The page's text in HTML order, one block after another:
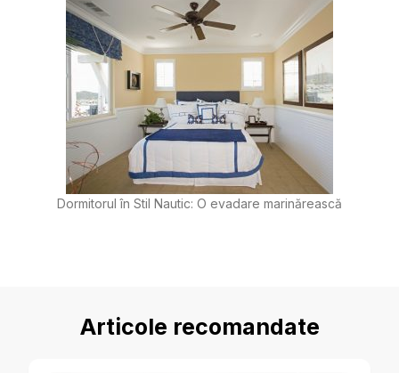
Dormitorul în Stil Nautic: O evadare marinărească
Articole recomandate